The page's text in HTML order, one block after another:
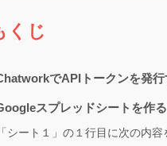
くじ
でAPIトークンを発行
スプレッドシートを作る
シート１」の１行目に次の内容